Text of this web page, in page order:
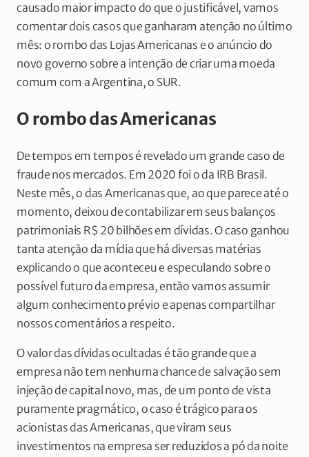
causado maior impacto do que o justificável, vamos
comentar dois casos que ganharam atenção no último
mês: o rombo das Lojas Americanas e o anúncio do
novo governo sobre a intenção de criar uma moeda
comum com a Argentina, o SUR.
O rombo das Americanas
De tempos em tempos é revelado um grande caso de
fraude nos mercados. Em 2020 foi o da IRB Brasil.
Neste mês, o das Americanas que, ao que parece até o
momento, deixou de contabilizar em seus balanços
patrimoniais R$ 20 bilhões em dívidas. O caso ganhou
tanta atenção da mídia que há diversas matérias
explicando o que aconteceu e especulando sobre o
possível futuro da empresa, então vamos assumir
algum conhecimento prévio e apenas compartilhar
nossos comentários a respeito.
O valor das dívidas ocultadas é tão grande que a
empresa não tem nenhuma chance de salvação sem
injeção de capital novo, mas, de um ponto de vista
puramente pragmático, o caso é trágico para os
acionistas das Americanas, que viram seus
investimentos na empresa ser reduzidos a pó da noite